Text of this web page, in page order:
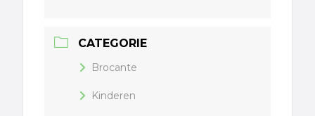
CATEGORIE
Brocante
Kinderen